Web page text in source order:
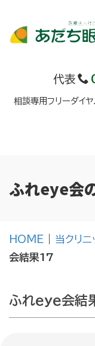
代表
相談専用フリーダイヤ
ふれeye会
HOME 当クリ
会結果17
ふれeye会結